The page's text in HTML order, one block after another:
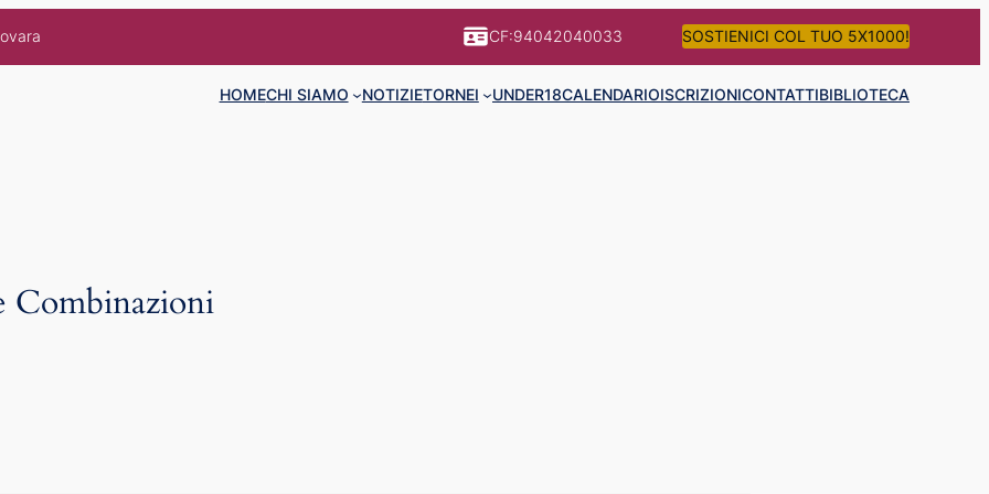
CF:94042040033 SOSTIENICI COL TUO 5X1000!
HOMECHI SIAMO NOTIZIETORNEI UNDER18CALENDARIOISCRIZIONICONTATTIBIBLIOTECA
Combinazioni